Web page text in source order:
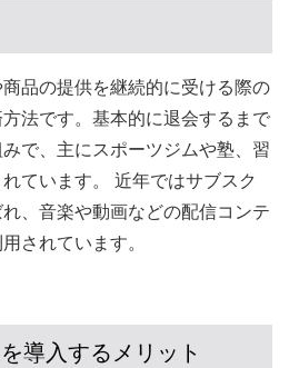
品の提供を継続的に受ける際の
法です。基本的に退会するまで
で、主にスポーツジムや塾、習
ています。 近年ではサブスク
、音楽や動画などの配信コンテ
されています。
導入するメリット